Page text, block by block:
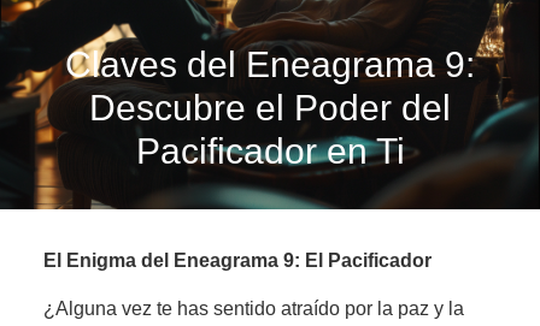
Claves del Eneagrama 9:
Descubre el Poder del
Pacificador en Ti
El Enigma del Eneagrama 9: El Pacificador
¿Alguna vez te has sentido atraído por la paz y la